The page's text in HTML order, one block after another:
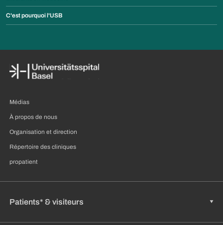
C'est pourquoi l'USB
Médias
À propos de nous
Organisation et direction
Répertoire des cliniques
propatient
Patients* & visiteurs